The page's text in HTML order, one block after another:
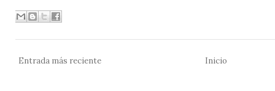
Entrada más reciente Inicio